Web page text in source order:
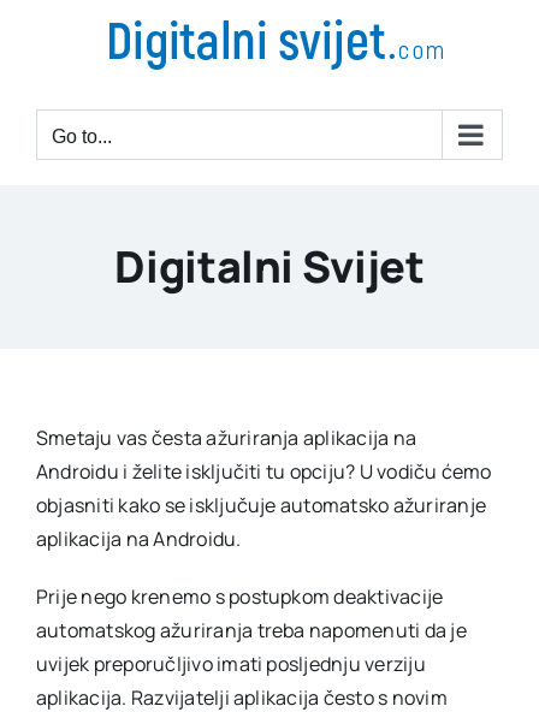
Go to...
Digitalni Svijet
Smetaju vas česta ažuriranja aplikacija na
Androidu i želite isključiti tu opciju? U vodiču ćemo
objasniti kako se isključuje automatsko ažuriranje
aplikacija na Androidu.
Prije nego krenemo s postupkom deaktivacije
automatskog ažuriranja treba napomenuti da je
uvijek preporučljivo imati posljednju verziju
aplikacija. Razvijatelji aplikacija često s novim